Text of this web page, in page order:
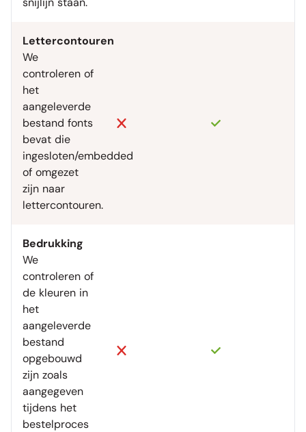
Lettercontouren
We
controleren of
het
aangeleverde
bestand fonts
bevat die
ingesloten/embedded
of omgezet
zijn naar
lettercontouren.
Bedrukking
We
controleren of
de kleuren in
het
aangeleverde
bestand
opgebouwd
zijn zoals
aangegeven
tijdens het
bestelproces